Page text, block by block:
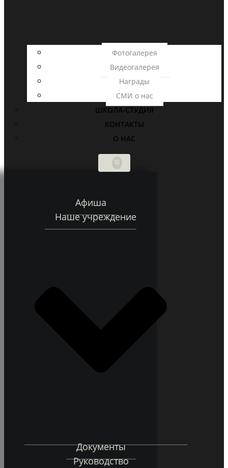
Фотогалерея
Видеогалерея
Награды
СМИ о нас
ШКОЛА-СТУДИЯ
КОНТАКТЫ
О НАС
Афиша
Наше учреждение
Документы
Руководство